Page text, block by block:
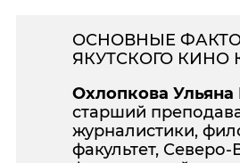
ОСНОВНЫЕ
ЯКУТСКОГО
Охлопкова Ульяна
старший
журналистики,
факультет,